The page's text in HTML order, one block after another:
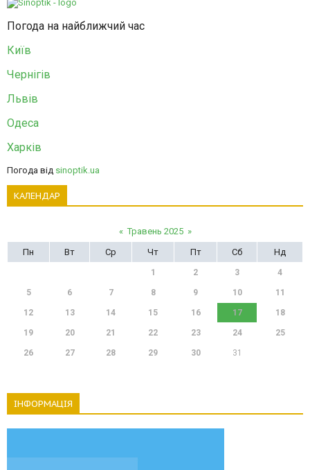
Погода на найближчий час
Київ
Чернігів
Львів
Одеса
Харків
Погода від sinoptik.ua
КАЛЕНДАР
« Травень 2025 »
Пн
Вт Ср Чт Пт Сб Нд
1 2 3 4
5 6 7 8 9 10 11
12 13 14 15 16 17 18
19 20 21 22 23 24 25
26 27 28 29 30 31
ІНФОРМАЦІЯ